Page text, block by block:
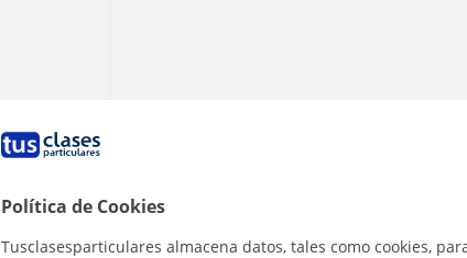
Política de Cookies
Tusclasesparticulares almacena datos, tales como cookies,